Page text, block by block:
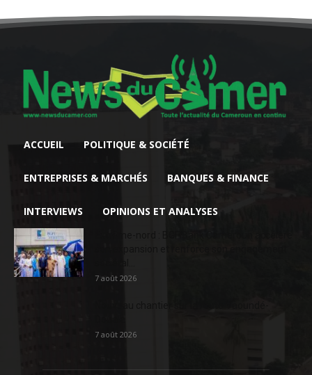
ACCUEIL POLITIQUE & SOCIÉTÉ
ENTREPRISES & MARCHÉS BANQUES & FINANCE
INTERVIEWS OPINIONS ET ANALYSES
7 août 2026
7 août 2026